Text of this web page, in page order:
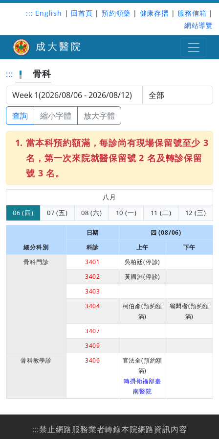
::: English | 回首頁 | 預約領藥 | 健康存摺 | 服務信箱 |
網站導覽
成大醫院
::: 骨科
查詢 縮小字體 放大字體
當本科預約額滿，每診尚有現場保留號至少 3
名，第一次來院就醫保留號 2 名及轉診保留
號 3 名。
八月
06 (四)
07 (五) 08 (六) 10 (一) 11 (二) 12 (三)
細分科別
日期
四 (08/06)
科診
上午
下午
骨科門診
3401
吳柏廷(停診)
3402
黃國淵(停診)
3403
3404
柯伯彥(預約額
滿)
翁閎楷(預約額
滿)
3407
3409
骨科教學診
3406
官法全(預約額
滿)
轉掛衛福部臺
南醫院
:::禁止網路服務業者轉錄本院網路資訊內容